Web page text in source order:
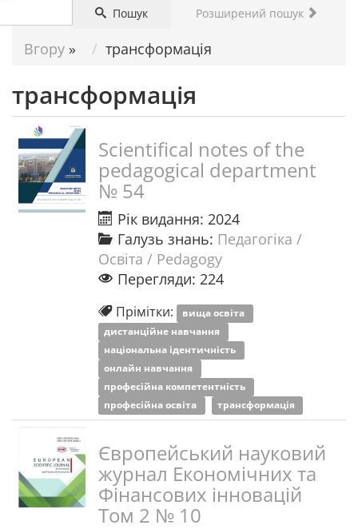
Пошук Розширений пошук
Вгору » трансформація
трансформація
Scientifical notes of the
pedagogical department
№ 54
Рік видання: 2024
Галузь знань: Педагогіка /
Освіта / Pedagogy
Перегляди: 224
Прімітки: вища освіта
дистанційне навчання
національна ідентичність
онлайн навчання
професійна компетентність
професійна освіта
трансформація
Європейський науковий
журнал Економічних та
Фінансових інновацій
Том 2 № 10